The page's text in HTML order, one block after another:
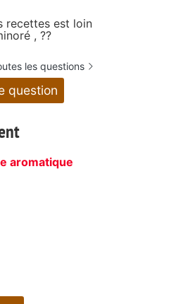
recettes est loin
, ??
les questions
question
aromatique